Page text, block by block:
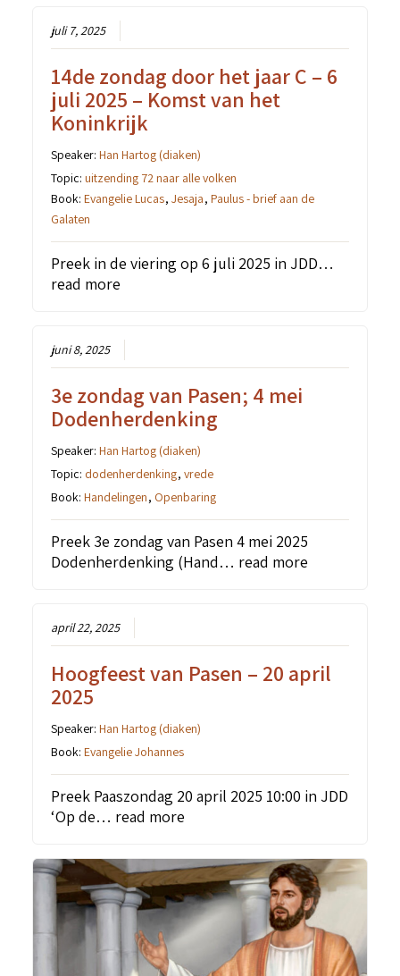
juli 7, 2025
14de zondag door het jaar C – 6
juli 2025 – Komst van het
Koninkrijk
Speaker:Han Hartog (diaken)
Topic:uitzending 72 naar alle volken
Book:Evangelie Lucas,Jesaja,Paulus - brief aan de
Galaten
Preek in de viering op 6 juli 2025 in JDD…
read more
juni 8, 2025
3e zondag van Pasen; 4 mei
Dodenherdenking
Speaker:Han Hartog (diaken)
Topic: dodenherdenking,vrede
Book:Handelingen, Openbaring
Preek 3e zondag van Pasen 4 mei 2025
Dodenherdenking (Hand… read more
april 22, 2025
Hoogfeest van Pasen – 20 april
2025
Speaker:Han Hartog (diaken)
Book:Evangelie Johannes
Preek Paaszondag 20 april 2025 10:00 in JDD
‘Op de… read more